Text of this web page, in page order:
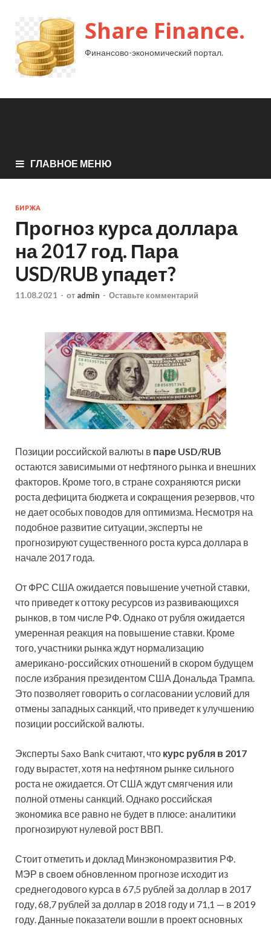
Share Finance.
Финансово-экономический портал.
ГЛАВНОЕ МЕНЮ
БИРЖА
Прогноз курса доллара
на 2017 год. Пара
USD/RUB упадет?
11.08.2021 - от admin - Оставьте комментарий
Позиции российской валюты в паре USD/RUB
остаются зависимыми от нефтяного рынка и внешних
факторов. Кроме того, в стране сохраняются риски
роста дефицита бюджета и сокращения резервов, что
не дает особых поводов для оптимизма. Несмотря на
подобное развитие ситуации,эксперты не
прогнозируют существенного роста курса доллара в
начале 2017 года.
От ФРС США ожидается повышение учетной ставки,
что приведет к оттоку ресурсов из развивающихся
рынков, в том числе РФ. Однако от рубля ожидается
умеренная реакция на повышение ставки. Кроме
того, участники рынка ждут нормализацию
американо-российских отношений в скором будущем
после избрания президентом США Дональда Трампа.
Это позволяет говорить о согласовании условий для
отмены западных санкций, что приведет к улучшению
позиции российской валюты.
Эксперты Saxo Bank считают, что курс рубля в 2017
году вырастет, хотя на нефтяном рынке сильного
роста не ожидается. От США ждут смягчения или
полной отмены санкций. Однако российская
экономика все равно не будет в плюсе: аналитики
прогнозируют нулевой рост ВВП.
Стоит отметить и доклад Минэкономразвития РФ.
МЭР в своем обновленном прогнозе исходит из
среднегодового курса в 67,5 рублей за доллар в 2017
году, 68,7 рублей за доллар в 2018 году и 71,1 — в 2019
году. Данные показатели вошли в проект основных